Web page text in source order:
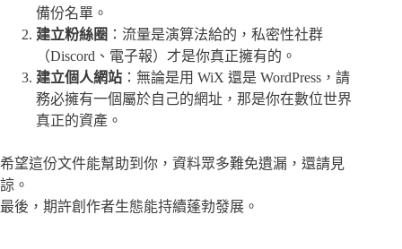
備份名單。
建立粉絲圈 ：流量是演算法給的，私密性社群
（Discord、電子報）才是你真正擁有的。
建立個人網站 ：無論是用 WiX 還是 WordPress，請
務必擁有一個屬於自己的網址，那是你在數位世界
真正的資產。
希望這份文件能幫助到你，資料眾多難免遺漏，還請見
諒。
最後，期許創作者生態能持續蓬勃發展。